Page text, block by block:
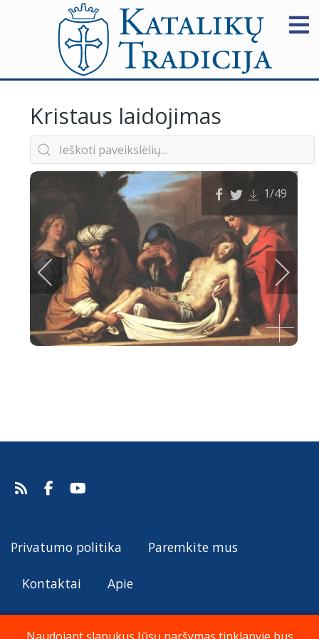
Kristaus laidojimas
1/49
Šaltinis:Web Gallery of Art
Privatumo politika Paremkite mus
Kontaktai Apie